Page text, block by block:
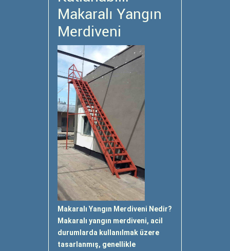
Makaralı Yangın
Merdiveni
Makaralı Yangın Merdiveni Nedir?
Makaralı yangın merdiveni, acil
durumlarda kullanılmak üzere
tasarlanmış, genellikle